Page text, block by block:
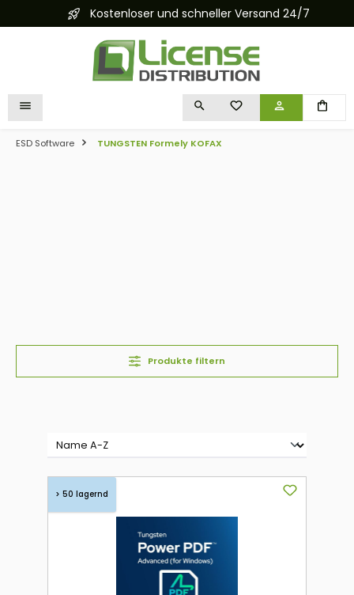
springenKostenloser und schneller Versand 24/7
DU HAST 0 PRODUKTE
ESD Software TUNGSTEN Formely KOFAX
Produkte filtern
> 50 lagernd